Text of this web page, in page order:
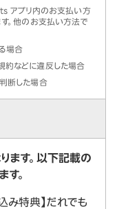
アプリ内のお支払い方
。他のお支払い方法で
場合
約などに違反した場合
断した場合
ます。以下記載の
す。
特典】だれでも